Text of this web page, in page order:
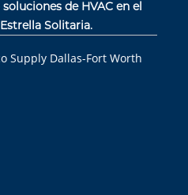
de HVAC en el
Solitaria.
Supply Dallas-Fort Worth